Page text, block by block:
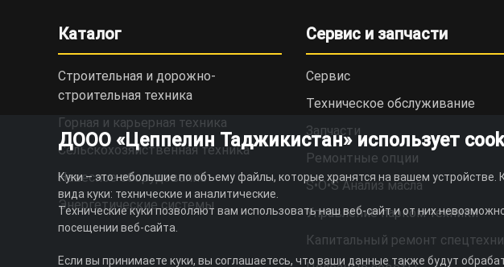
Каталог
Строительная и дорожно-
cтроительная техника
Горная и карьерная техника
Сельскохозяйственная техника
Навесное оборудование
Энергетические системы
Сервис и запчасти
Сервис
Техническое обслуживание
Запчасти
Ремонтные опции
S•O•S Анализ масла
Управление парком техники
Капитальный ремонт
ДООО «Цеппелин Таджикистан» использует
Куки – это небольшие по объему файлы, которые хранятся на вашем
вида куки: технические и аналитические.
Технические куки позволяют вам использовать наш веб-сайт и от них
посещении веб-сайта.
Если вы принимаете куки, вы соглашаетесь, что ваши данные также будут